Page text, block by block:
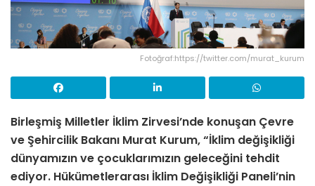
Fotoğraf:https://twitter.com/murat_kurum
Birleşmiş Milletler İklim Zirvesi’nde konuşan Çevre
ve Şehircilik Bakanı Murat Kurum, “İklim değişikliği
dünyamızın ve çocuklarımızın geleceğini tehdit
ediyor. Hükümetlerarası İklim Değişikliği Paneli’nin